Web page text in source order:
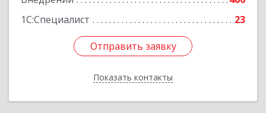
1С:Специалист
23
Отправить заявку
Показать контакты
Отправить заявку
Назад